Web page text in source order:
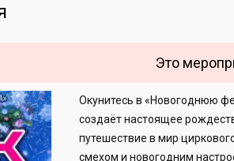
Это
Окунитесь в «Новогоднюю
создаёт настоящее
путешествие в мир
смехом и новогодним